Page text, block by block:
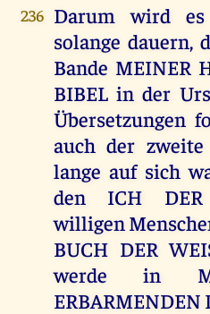
236 Darum wird
solange dauern,
Bande MEINER
BIBEL in der
Übersetzungen
auch der
lange auf sich
den ICH DER
willigen
BUCH DER
werde in
ERBARMENDEN